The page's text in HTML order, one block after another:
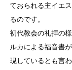
ておられる主イエ
るのです。
初代教会の礼拝の
ルカによる福音書
現しているとも言